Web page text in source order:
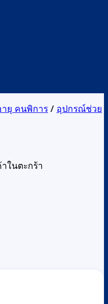
ในตะกร้า
ยุ คนพิการ/อุปกรณ์ช่วย